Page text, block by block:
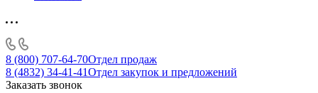
8 (800) 707-64-70Отдел продаж
8 (4832) 34-41-41Отдел закупок и предложений
Заказать звонок